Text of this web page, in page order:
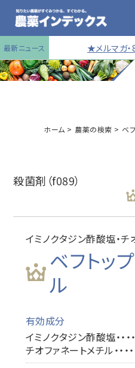
最新ニュース ★メルマガ
ホーム 農薬の検索 ベ
殺菌剤（f089）
イミノクタジン酢酸塩・
ベフトッ
ル
有効成分
イミノクタジン酢酸塩・・・
チオファネートメチル・・・